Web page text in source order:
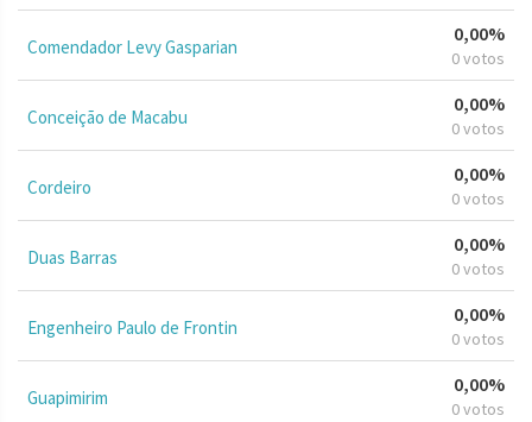
Comendador Levy Gasparian
0,00%
0 votos
Conceição de Macabu
0,00%
0 votos
Cordeiro
0,00%
0 votos
Duas Barras
0,00%
0 votos
Engenheiro Paulo de Frontin
0,00%
0 votos
Guapimirim
0,00%
0 votos